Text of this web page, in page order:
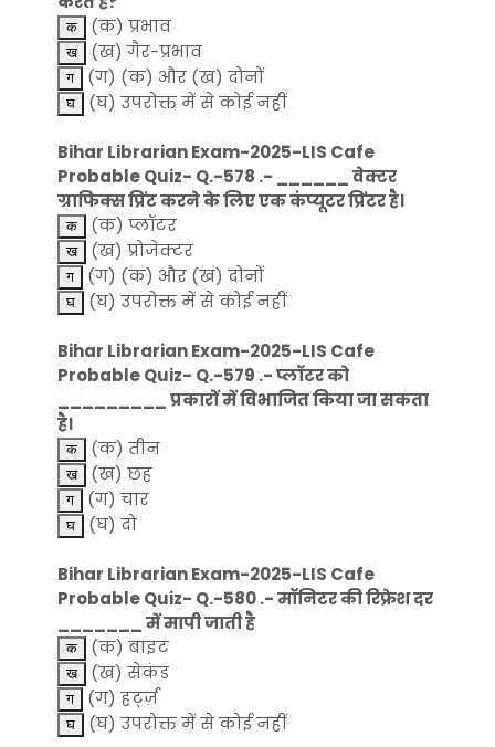
(क) प्रभाव
(ख) गैर-प्रभाव
(ग) (क) और (ख) दोनों
(घ) उपरोक्त में से कोई नहीं
Bihar Librarian Exam-2025-LIS Cafe
Probable Quiz- Q.-578 .- ______ वेक्टर
ग्राफिक्स प्रिंट करने के लिए एक कंप्यूटर प्रिंटर है।
(क) प्लॉटर
(ख) प्रोजेक्टर
(ग) (क) और (ख) दोनों
(घ) उपरोक्त में से कोई नहीं
Bihar Librarian Exam-2025-LIS Cafe
Probable Quiz- Q.-579 .- प्लॉटर को
_________ प्रकारों में विभाजित किया जा सकता
है।
(क) तीन
(ख) छह
(ग) चार
(घ) दो
Bihar Librarian Exam-2025-LIS Cafe
Probable Quiz- Q.-580 .- मॉनिटर की रिफ्रेश दर
_______ में मापी जाती है
(क) बाइट
(ख) सेकंड
(ग) हर्ट्ज़
(घ) उपरोक्त में से कोई नहीं